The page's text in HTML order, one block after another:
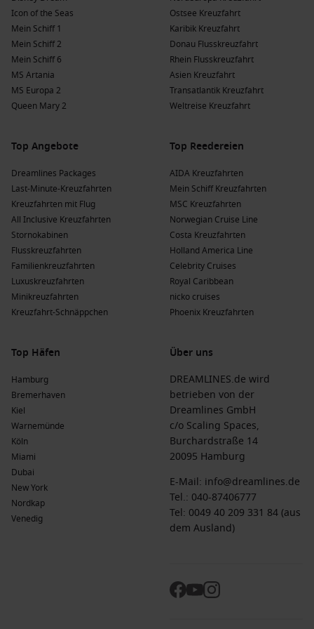
unsereMini-Flusskreuzfahrten
. Ebenfalls beliebt:
Flusskreuzfahrten ab Köln all-inclusivefür besonders
komfortable Abfahrten ohne lange Anreise.
Mit Dreamlines flexibel zur passenden
Flussreise
passende Angebote zu finden – von spontanen Restplätzen
Packages.
Weitere Optionen rund um Ihre
Kreuzfahrtplanung
Reiseziele bei
Restplätzen
Wann findet man die besten Flusskreuzfahrt Last-
Minute-Restplätze?
Häufig wenige Wochen bis Tage vor
Abreise – besonders außerhalb klassischer Ferienzeiten.
Sind Last-Minute-Flusskreuzfahrten günstiger?Oft
werden Restkontingente kurzfristig zu attraktiveren
Konditionen angeboten.
Welche Regionen sind besonders beliebt?Vor allem
Donau, Rhein, Mosel und Rhône zählen zu den
gefragtesten Flussrouten.
Für wen eignen sich Flußkreuzfahrten last-minute?
Jetzt spontane Flusskreuzfahrt buchen
Icon of the Seas
Mein Schiff 1
Mein Schiff 2
Mein Schiff 6
MS Artania
MS Europa 2
Queen Mary 2
Ostsee Kreuzfahrt
Karibik Kreuzfahrt
Donau Flusskreuzfahrt
Rhein Flusskreuzfahrt
Asien Kreuzfahrt
Transatlantik Kreuzfahrt
Weltreise Kreuzfahrt
Top Angebote
Dreamlines Packages
Last-Minute-Kreuzfahrten
Kreuzfahrten mit Flug
All Inclusive Kreuzfahrten
Stornokabinen
Flusskreuzfahrten
Familienkreuzfahrten
Luxuskreuzfahrten
Minikreuzfahrten
Kreuzfahrt-Schnäppchen
Top Reedereien
AIDA Kreuzfahrten
Mein Schiff Kreuzfahrten
MSC Kreuzfahrten
Norwegian Cruise Line
Costa Kreuzfahrten
Holland America Line
Celebrity Cruises
Royal Caribbean
nicko cruises
Phoenix Kreuzfahrten
Top Häfen
Hamburg
Bremerhaven
Kiel
Warnemünde
Köln
Miami
Dubai
New York
Nordkap
Venedig
Über uns
DREAMLINES.de wird
betrieben von der
Dreamlines GmbH
c/o Scaling Spaces,
Burchardstraße 14
20095 Hamburg
E-Mail: info@dreamlines.de
Tel.: 040-87406777
Tel: 0049 40 209 331 84 (aus
dem Ausland)